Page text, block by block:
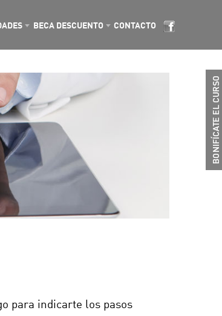
BECA DESCUENTO CONTACTO
para indicarte los pasos